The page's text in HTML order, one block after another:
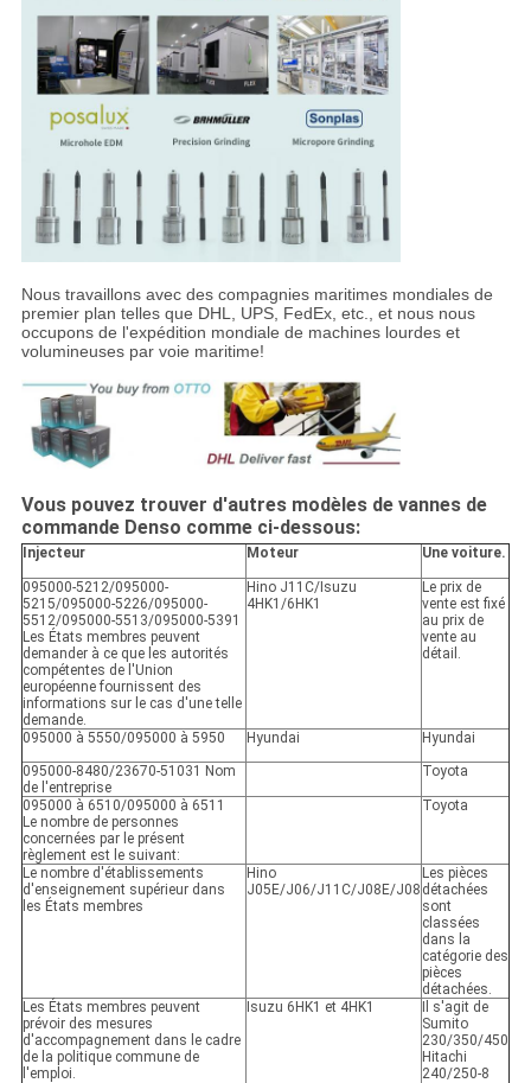
Nous travaillons avec des compagnies maritimes mondiales de
premier plan telles que DHL, UPS, FedEx, etc., et nous nous
occupons de l'expédition mondiale de machines lourdes et
volumineuses par voie maritime!
Vous pouvez trouver d'autres modèles de vannes de
commande Denso comme ci-dessous:
Injecteur Moteur Une voiture.
095000-5212/095000-
5215/095000-5226/095000-
5512/095000-5513/095000-5391
Les États membres peuvent
demander à ce que les autorités
compétentes de l'Union
européenne fournissent des
informations sur le cas d'une telle
demande.
Hino J11C/Isuzu
4HK1/6HK1
Le prix de
vente est fixé
au prix de
vente au
détail.
095000 à 5550/095000 à 5950 Hyundai
Hyundai
095000-8480/23670-51031 Nom
de l'entreprise
Toyota
095000 à 6510/095000 à 6511
Le nombre de personnes
concernées par le présent
règlement est le suivant:
Toyota
Le nombre d'établissements
d'enseignement supérieur dans
les États membres
Hino
J05E/J06/J11C/J08E/J08
Les pièces
détachées
sont
classées
dans la
catégorie des
pièces
détachées.
Les États membres peuvent
prévoir des mesures
d'accompagnement dans le cadre
de la politique commune de
l'emploi.
Isuzu 6HK1 et 4HK1
Il s'agit de
Sumito
230/350/450
Hitachi
240/250-8